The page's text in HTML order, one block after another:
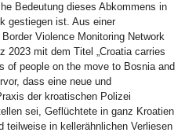
Bedeutung dieses Abkommens in
gestiegen ist. Aus einer
Violence Monitoring Network
2023 mit dem Titel „Croatia carries
of people on the move to Bosnia and
dass eine neue und
der kroatischen Polizei
sei, Geflüchtete in ganz Kroatien
teilweise in kellerähnlichen Verliesen